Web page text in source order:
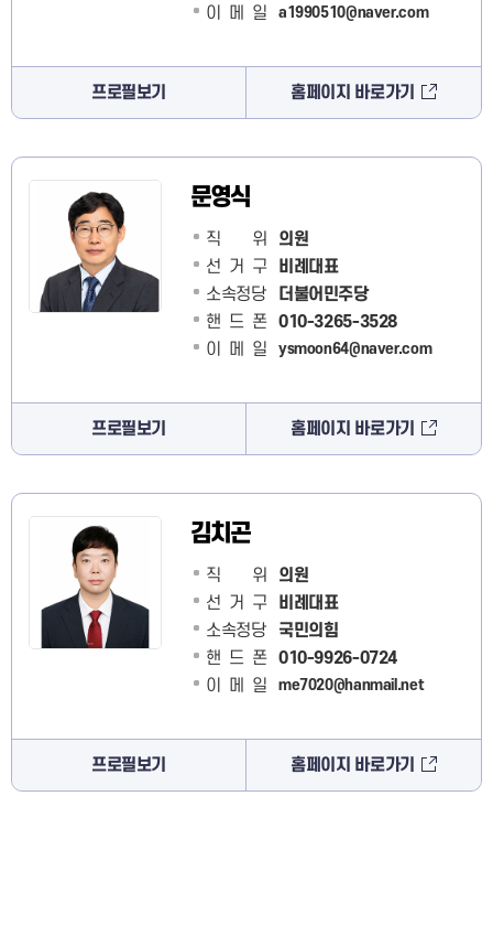
이메일
a1990510@naver.com
프로필보기 홈페이지 바로가기
문영식
직 위의원
선거구
비례대표
소속정당
더불어민주당
핸드폰 010-3265-3528
이메일
ysmoon64@naver.com
프로필보기 홈페이지 바로가기
김치곤
직 위의원
선거구
비례대표
소속정당
국민의힘
핸드폰 010-9926-0724
이메일
me7020@hanmail.net
프로필보기 홈페이지 바로가기